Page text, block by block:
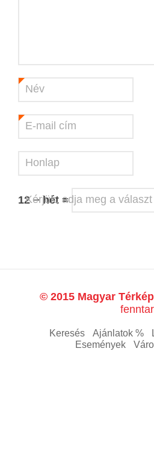
Név
E-mail cím
Honlap
Kérjük, adja meg a
12 − hét =
© 2015 Magyar
Keresés Ajánlatok %
Események